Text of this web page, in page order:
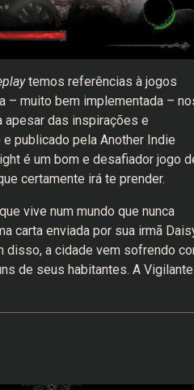
temos referências à jogos
– muito bem implementada –
apesar das inspirações e
publicado pela Another Indie
é um bom e desafiador jogo
certamente irá te prender.
vive num mundo que nunca
carta enviada por sua irmã
disso, a cidade vem sofrendo
de seus habitantes. A Vigilante